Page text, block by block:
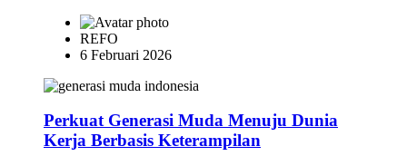
REFO
6 Februari 2026
Perkuat Generasi Muda Menuju Dunia
Kerja Berbasis Keterampilan